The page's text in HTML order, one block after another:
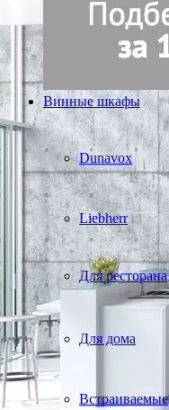
Винные шкафы
Dunavox
Liebherr
Для ресторана
Для дома
Встраиваемые